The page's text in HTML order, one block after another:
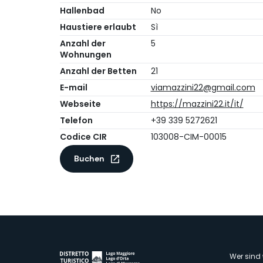
Hallenbad
No
Haustiere erlaubt
Sì
Anzahl der
Wohnungen
5
Anzahl der Betten
21
E-mail
viamazzini22@gmail.com
Webseite
https://mazzini22.it/it/
Telefon
+39 339 5272621
Codice CIR
103008-CIM-00015
Buchen
Wer sind